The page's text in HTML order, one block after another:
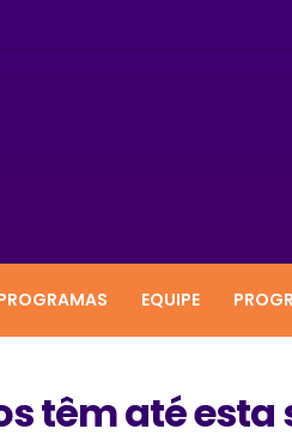
EQUIPE
têm até